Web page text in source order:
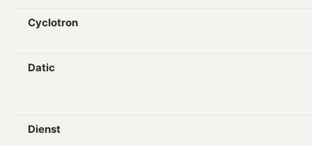
Cyclotron
Datic
Dienst